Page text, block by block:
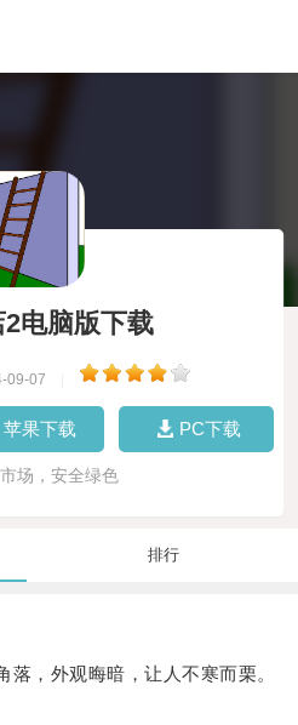
2电脑版下载
09-07
苹果下载 PC下载
场，安全绿色
排行
，外观晦暗，让人不寒而栗。